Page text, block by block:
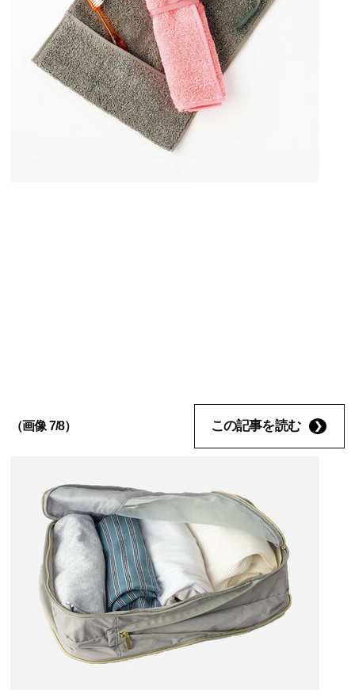
（画像 7/8） この記事を読む